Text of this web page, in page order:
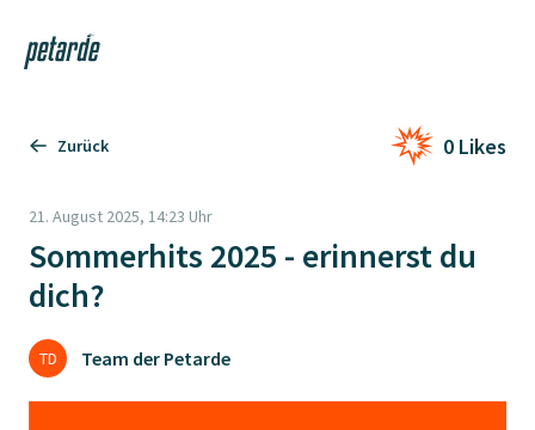
Zur Startseite
Zurück 0 Likes
21. August 2025, 14:23 Uhr
Sommerhits 2025 - erinnerst du
dich?
TD Team der Petarde